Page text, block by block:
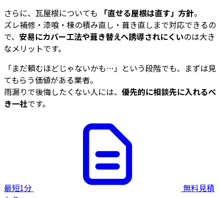
さらに、瓦屋根についても
「直せる屋根は直す」方針。
ズレ補修・漆喰・棟の積み直し・葺き直しまで対応できるの
で、 安易にカバー工法や葺き替えへ誘導されにくいのは大き
なメリットです。
「まだ頼むほどじゃないかも…」という段階でも、まずは見
てもらう価値がある業者。
雨漏りで後悔したくない人には、 優先的に相談先に入れるべ
き一社です。
最短1分
無料見積